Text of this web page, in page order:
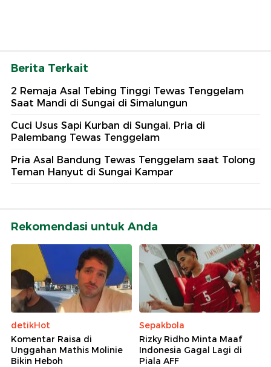
Berita Terkait
2 Remaja Asal Tebing Tinggi Tewas Tenggelam
Saat Mandi di Sungai di Simalungun
Cuci Usus Sapi Kurban di Sungai, Pria di
Palembang Tewas Tenggelam
Pria Asal Bandung Tewas Tenggelam saat Tolong
Teman Hanyut di Sungai Kampar
Rekomendasi untuk Anda
detikHot
Komentar Raisa di
Unggahan Mathis Molinie
Bikin Heboh
Sepakbola
Rizky Ridho Minta Maaf
Indonesia Gagal Lagi di
Piala AFF